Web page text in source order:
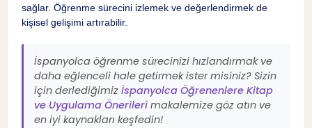
sağlar. Öğrenme sürecini izlemek ve değerlendirmek de
kişisel gelişimi artırabilir.
İspanyolca öğrenme sürecinizi hızlandırmak ve
daha eğlenceli hale getirmek ister misiniz? Sizin
için derlediğimiz İspanyolca Öğrenenlere Kitap
ve Uygulama Önerileri makalemize göz atın ve
en iyi kaynakları keşfedin!